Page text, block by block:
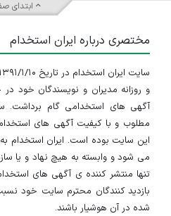
ابتدای
مختصری درباره ایران استخدام
و روزانه مدیران و نویسندگان خود
آگهی های استخدامی گام برداشت.
مطلوب و با کیفیت آگهی های
این سایت بوده است. ایران
می شود و وابسته به هیچ نهاد و یا
تنها منتشر کننده ی آگهی های
بازدید کنندگان محترم سایت خود
شده در آن هوشیار باشند.